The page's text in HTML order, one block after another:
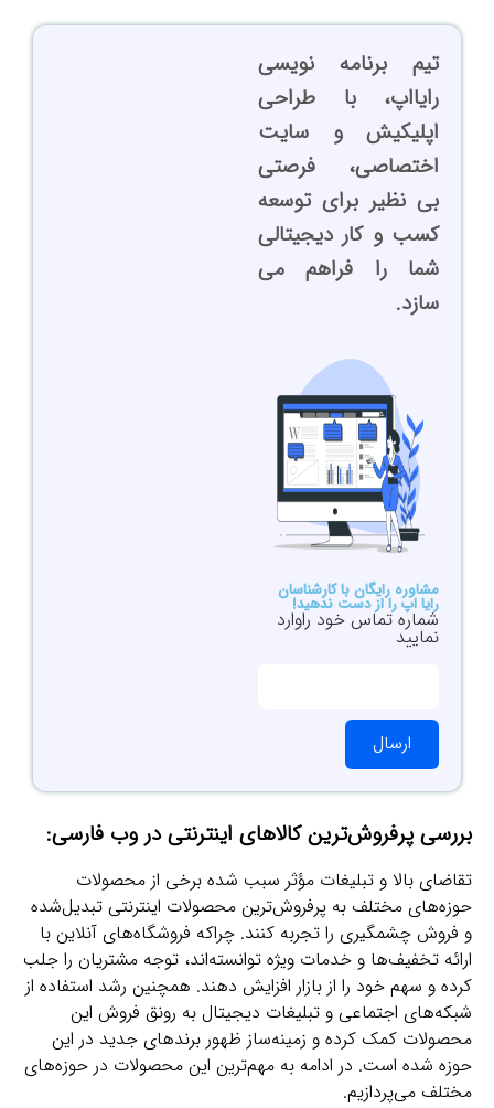
تیم برنامه نویسی
رایااپ، با طراحی
اپلیکیش و سایت
اختصاصی، فرصتی
بی نظیر برای توسعه
کسب و کار دیجیتالی
شما را فراهم می
سازد.
مشاوره رایگان با کارشناسان
رایا اپ را از دست ندهید!
شماره تماس خود راوارد
نمایید
ارسال
بررسی پرفروش‌ترین کالاهای اینترنتی در وب فارسی:
تقاضای بالا و تبلیغات مؤثر سبب شده برخی از محصولات
حوزه‌های مختلف به پرفروش‌ترین محصولات اینترنتی تبدیل‌شده
و فروش چشمگیری را تجربه ‌کنند. چراکه فروشگاه‌های آنلاین با
ارائه تخفیف‌ها و خدمات ویژه توانسته‌اند، توجه مشتریان را جلب
کرده و سهم خود را از بازار افزایش دهند. همچنین رشد استفاده از
شبکه‌های اجتماعی و تبلیغات دیجیتال به رونق فروش این
محصولات کمک کرده و زمینه‌ساز ظهور برندهای جدید در این
حوزه شده است. در ادامه به مهم‌ترین این محصولات در حوزه‌های
مختلف می‌پردازیم.